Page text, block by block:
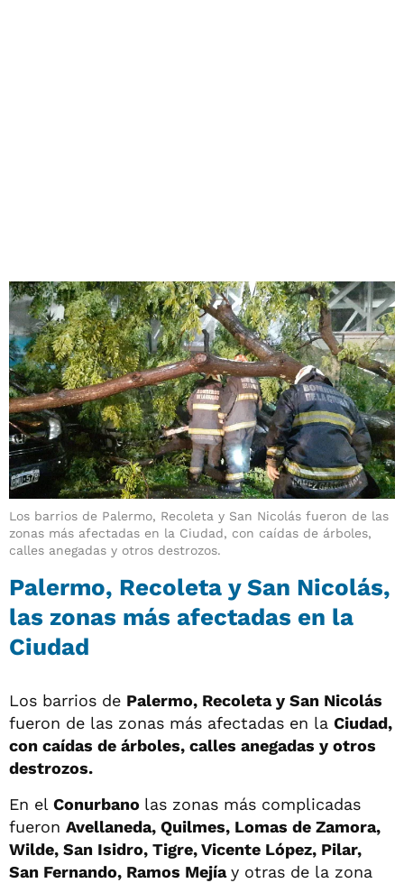
Los barrios de Palermo, Recoleta y San Nicolás fueron de las
zonas más afectadas en la Ciudad, con caídas de árboles,
calles anegadas y otros destrozos.
Palermo, Recoleta y San Nicolás,
las zonas más afectadas en la
Ciudad
Los barrios de Palermo, Recoleta y San Nicolás
fueron de las zonas más afectadas en la Ciudad,
con caídas de árboles, calles anegadas y otros
destrozos.
En el Conurbano las zonas más complicadas
fueron Avellaneda, Quilmes, Lomas de Zamora,
Wilde, San Isidro, Tigre, Vicente López, Pilar,
San Fernando, Ramos Mejíay otras de la zona